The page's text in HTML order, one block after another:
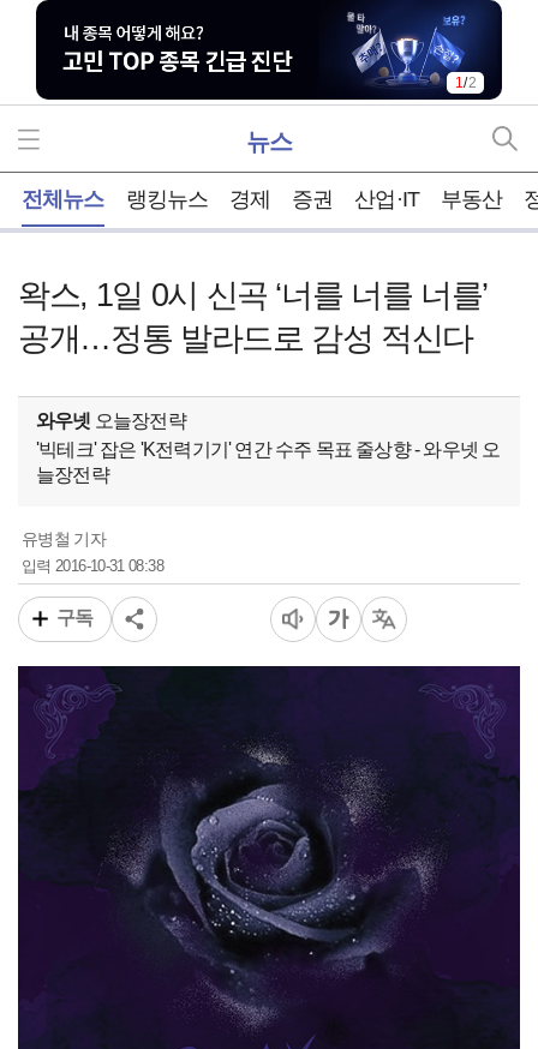
2/2
뉴스
전체뉴스 랭킹뉴스 경제 증권 산업·IT 부동산
왁스, 1일 0시 신곡 ‘너를 너를 너를’
공개…정통 발라드로 감성 적신다
와우넷 오늘장전략
'빅테크' 잡은 'K전력기기' 연간 수주 목표 줄상향 - 와우넷 오
늘장전략
유병철 기자
입력 2016-10-31 08:38
구독